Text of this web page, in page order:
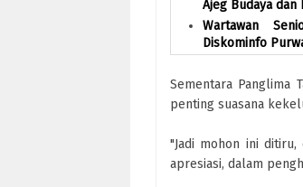
Ajeg Budaya dan
Wartawan
Diskominfo
Sementara Panglima
penting suasana
"Jadi mohon ini ditiru,
apresiasi, dalam